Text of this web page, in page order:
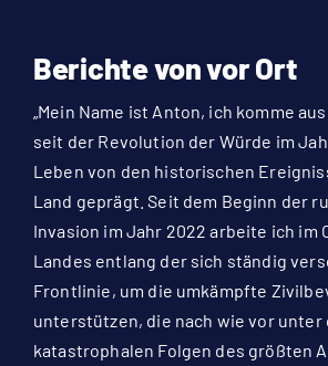
Berichte von vor Ort
„Mein Name ist Anton, ich komme
seit der Revolution der Würde im
Leben von den historischen
Land geprägt. Seit dem Beginn der
Invasion im Jahr 2022 arbeite ich im
Landes entlang der sich ständig
Frontlinie, um die umkämpfte
unterstützen, die nach wie vor unter
katastrophalen Folgen des größten